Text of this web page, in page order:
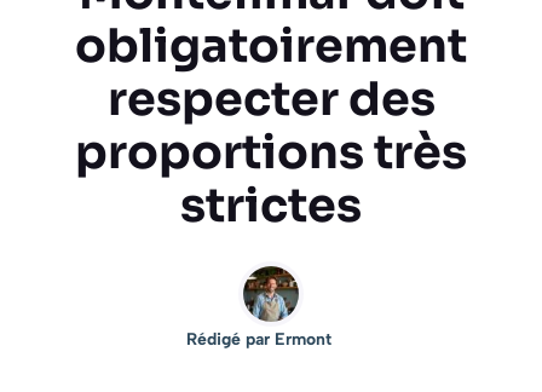
obligatoirement
respecter des
proportions très
strictes
Rédigé par Ermont